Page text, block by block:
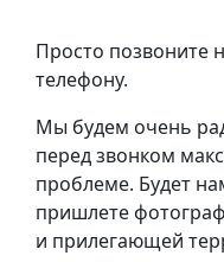
Просто позвоните
телефону.
Мы будем очень
перед звонком
проблеме. Будет
пришлете
и прилегающей